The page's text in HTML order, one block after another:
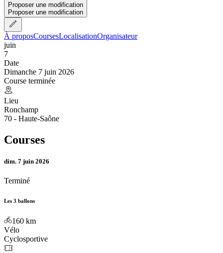
Proposer une modification
Proposer une modification
À proposCoursesLocalisationOrganisateur
juin
7
Date
Dimanche 7 juin 2026
Course terminée
Lieu
Ronchamp
70 - Haute-Saône
Courses
dim. 7 juin 2026
Terminé
Les 3 ballons
160 km
Vélo
Cyclosportive